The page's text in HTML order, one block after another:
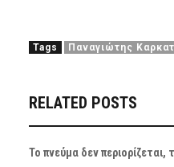
Tags Παναγιώτης
RELATED POSTS
Το πνεύμα δεν